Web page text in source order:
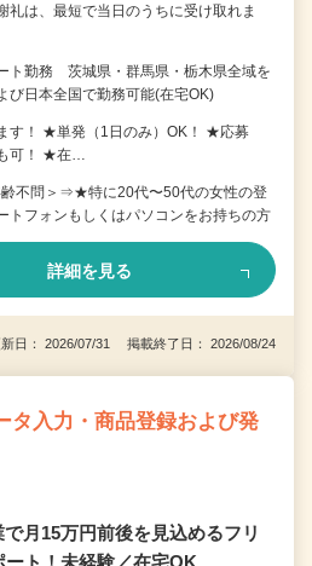
は、最短で当日のうちに受け取れま
ト勤務 茨城県・群馬県・栃木県全域を
び日本全国で勤務可能(在宅OK)
す！ ★単発（1日のみ）OK！ ★応募
可！ ★在…
齢不問＞⇒★特に20代〜50代の女性の登
フォンもしくはパソコンをお持ちの方
詳細を見る
日： 2026/07/31 掲載終了日： 2026/08/24
タ入力・商品登録および発
で月15万円前後を見込めるフリ